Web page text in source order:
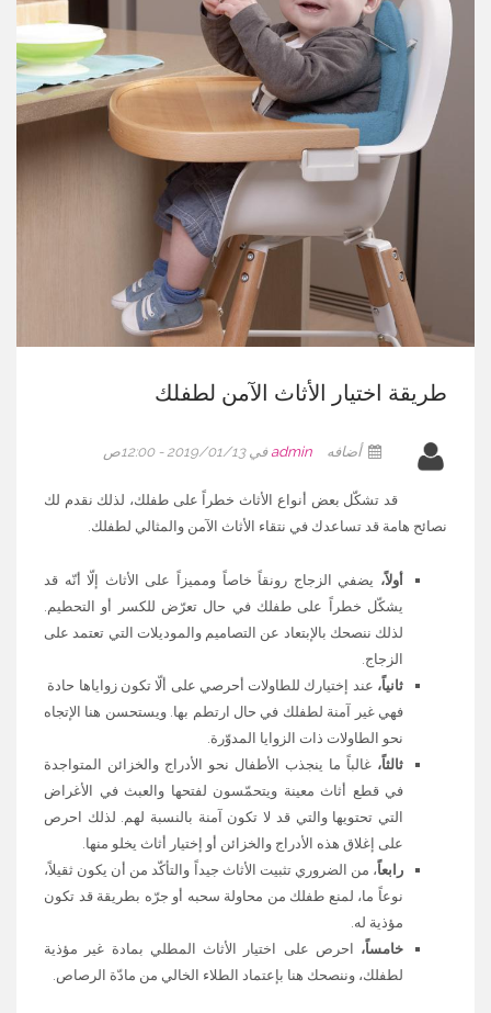
طريقة اختيار الأثاث الآمن لطفلك
أضافه adminفي 2019/01/13 - 12:00ص
قد تشكّل بعض أنواع الأثاث خطراً على طفلك، لذلك نقدم لك
نصائح هامة قد تساعدك في نتقاء الأثاث الآمن والمثالي لطفلك.
أولاً، يضفي الزجاج رونقاً خاصاً ومميزاً على الأثاث إلّا أنّه قد
يشكّل خطراً على طفلك في حال تعرّض للكسر أو التحطيم.
لذلك ننصحك بالإبتعاد عن التصاميم والموديلات التي تعتمد على
الزجاج.
ثانياً، عند إختيارك للطاولات أحرصي على ألّا تكون زواياها حادة
فهي غير آمنة لطفلك في حال ارتطم بها. ويستحسن هنا الإتجاه
نحو الطاولات ذات الزوايا المدوّرة.
ثالثاً، غالباً ما ينجذب الأطفال نحو الأدراج والخزائن المتواجدة
في قطع أثاث معينة ويتحمّسون لفتحها والعبث في الأغراض
التي تحتويها والتي قد لا تكون آمنة بالنسبة لهم. لذلك احرص
على إغلاق هذه الأدراج والخزائن أو إختيار أثاث يخلو منها.
رابعاً، من الضروري تثبيت الأثاث جيداً والتأكّد من أن يكون ثقيلاً،
نوعاً ما، لمنع طفلك من محاولة سحبه أو جرّه بطريقة قد تكون
مؤذية له.
خامساً، احرص على اختيار الأثاث المطلي بمادة غير مؤذية
لطفلك، وننصحك هنا بإعتماد الطلاء الخالي من مادّة الرصاص.